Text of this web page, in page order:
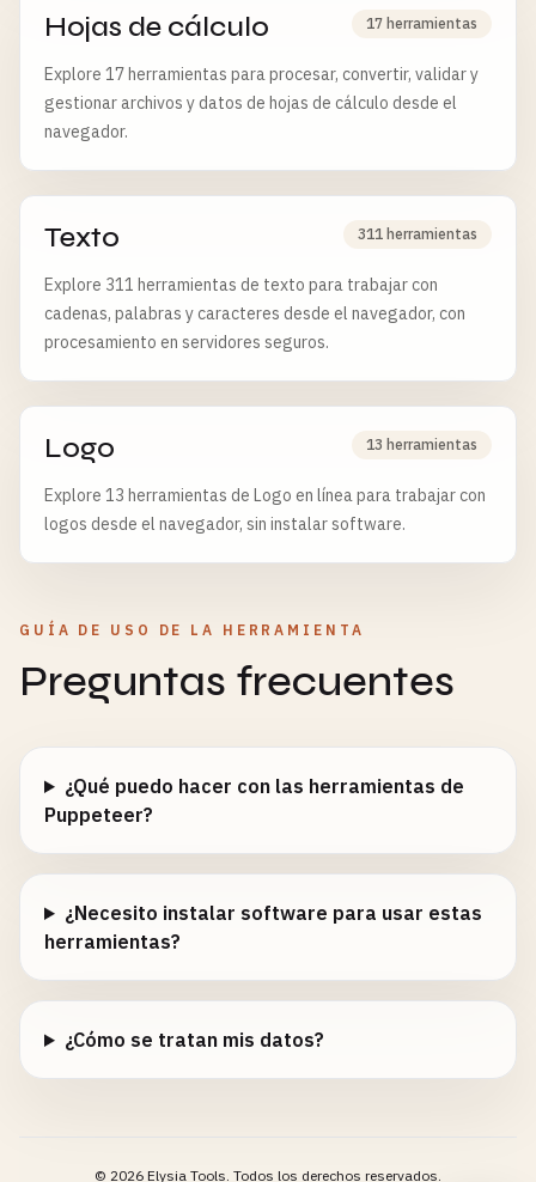
Hojas de cálculo 17 herramientas
Explore 17 herramientas para procesar, convertir, validar y
gestionar archivos y datos de hojas de cálculo desde el
navegador.
Texto 311 herramientas
Explore 311 herramientas de texto para trabajar con
cadenas, palabras y caracteres desde el navegador, con
procesamiento en servidores seguros.
Logo 13 herramientas
Explore 13 herramientas de Logo en línea para trabajar con
logos desde el navegador, sin instalar software.
GUÍA DE USO DE LA HERRAMIENTA
Preguntas frecuentes
¿Qué puedo hacer con las herramientas de
Puppeteer?
¿Necesito instalar software para usar estas
herramientas?
¿Cómo se tratan mis datos?
© 2026 Elysia Tools. Todos los derechos reservados.